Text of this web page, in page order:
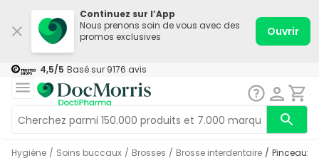
Continuez sur l’App
Nous prenons soin de vous avec des
promos exclusives
Ouvrir
4,5/5 Basé sur 9176 avis
Hygiène / Soins buccaux / Brosses / Brosse interdentaire / Pinceaux